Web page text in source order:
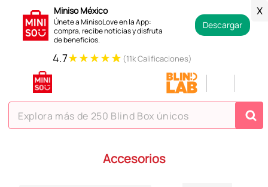
Miniso México
Únete a MinisoLove en la App:
compra, recibe noticias y disfruta
de beneficios.
Descargar
X
4.7★★★★★ (11k Calificaciones)
Explora más de 250 Blind Box únicos
Accesorios